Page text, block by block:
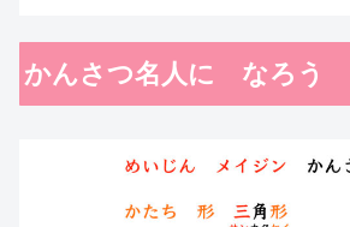
かんさつ名人に なろう